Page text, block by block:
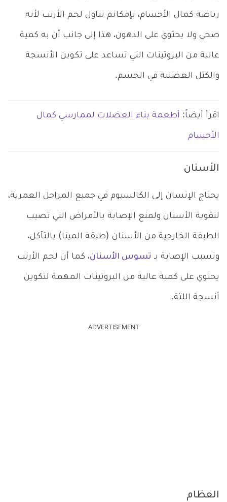
رياضة كمال الأجسام، بإمكانم تناول لحم الأرنب لأنه
صحي ولا يحتوي على الدهون، هذا إلى جانب أن به كمية
عالية من البروتينات التي تساعد على تكوين الأنسجة
والكتل العضلية في الجسم.
اقرأ أيضاً: أطعمة بناء العضلات لممارسي كمال
الأجسام
الأسنان
يحتاج الإنسان إلى الكالسيوم في جميع المراحل العمرية،
لتقوية الأسنان ولمنع الإصابة بالأمراض التي تصيب
الطبقة الخارجية من الأسنان (طبقة المينا) بالتآكل،
وتسبب الإصابة بـ تسوس الأسنان، كما أن لحم الأرنب
يحتوي على كمية عالية من البروتينات المهمة لتكوين
أنسجة اللثة.
ADVERTISEMENT
العظام